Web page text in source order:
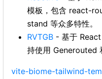
模板，包含 react-
stand 等众多特性。
RVTGB - 基于
持使用 Generouted
vite-biome-tailwind-